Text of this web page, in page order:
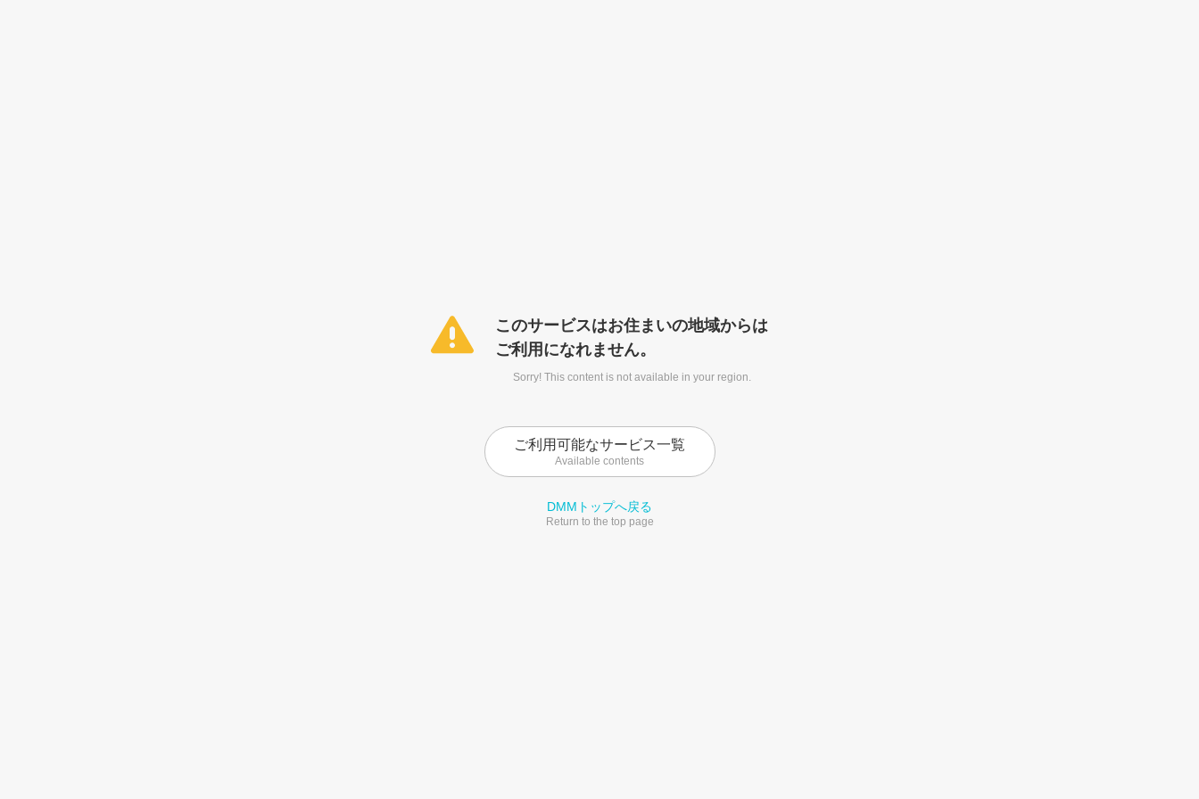
このサービスはお住まいの地域からは
ご利用になれません。
Sorry! This content is not available in your region.
ご利用可能なサービス一覧
Available contents
DMMトップへ戻る
Return to the top page